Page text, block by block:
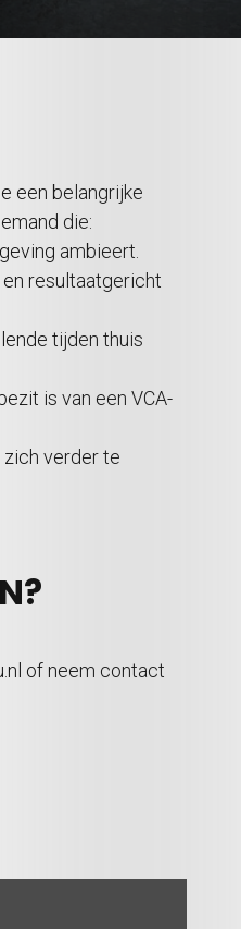
een belangrijke
die:
ambieert.
resultaatgericht
tijden thuis
is van een VCA-
verder te
of neem contact